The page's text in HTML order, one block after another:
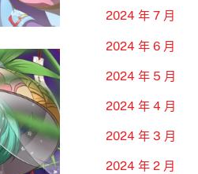
2024 年 7 月
2024 年 6 月
2024 年 5 月
2024 年 4 月
2024 年 3 月
2024 年 2 月